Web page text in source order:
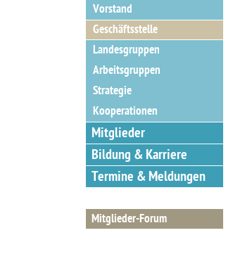
Vorstand
Geschäftsstelle
Landesgruppen
Arbeitsgruppen
Strategie
Kooperationen
Mitglieder
Bildung & Karriere
Termine & Meldungen
Mitglieder-Forum